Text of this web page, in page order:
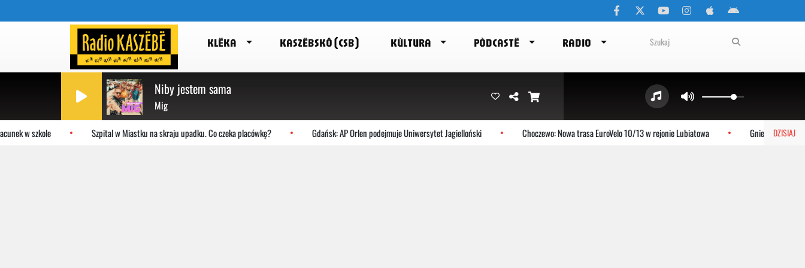
KLËKA KASZËBSKÔ (CSB) KÙLTURA PÒDCASTË RADIO
Niby jestem sama
Mig
DZISIAJ
w szkole Szpital w Miastku na skraju upadku. Co czeka placówkę? Gdańsk: AP Orlen podejmuje Uniwersytet Jagielloński Choczewo: Nowa trasa EuroVelo 10/13 w rejonie Lubiatowa Gniewino: Stolem